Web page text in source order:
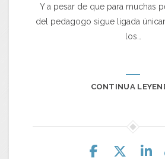
Y a pesar de que para muchas
del pedagogo sigue ligada
los…
CONTINUA